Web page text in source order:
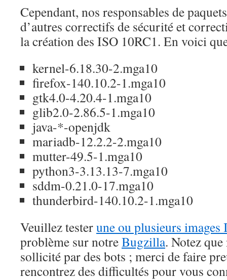
Cependant, nos responsables de
d’autres correctifs de sécurité et
la création des ISO 10RC1. En voici
kernel-6.18.30-2.mga10
firefox-140.10.2-1.mga10
gtk4.0-4.20.4-1.mga10
glib2.0-2.86.5-1.mga10
java-*-openjdk
mariadb-12.2.2-2.mga10
mutter-49.5-1.mga10
python3-3.13.13-7.mga10
sddm-0.21.0-17.mga10
thunderbird-140.10.2-1.mga10
Veuillez testerune ou plusieurs images
problème sur notreBugzilla. Notez
sollicité par des bots ; merci de faire
rencontrez des difficultés pour vous